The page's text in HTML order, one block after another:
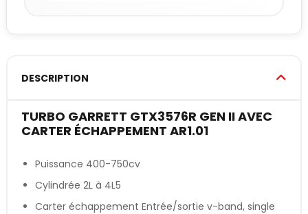
DESCRIPTION
TURBO GARRETT GTX3576R GEN II AVEC
CARTER ÉCHAPPEMENT AR1.01
Puissance 400-750cv
Cylindrée 2L à 4L5
Carter échappement Entrée/sortie v-band, single